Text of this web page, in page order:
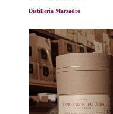
Distilleria Marzadro